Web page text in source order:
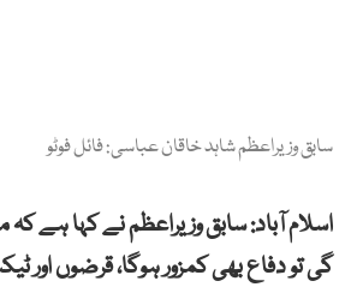
سابق وزیراعظم شاہد خاقان عباسی: فائل فوٹو
اسلام آباد: سابق وزیراعظم نے کہا ہے
گی تو دفاع بھی کمزور ہوگا، قرضوں